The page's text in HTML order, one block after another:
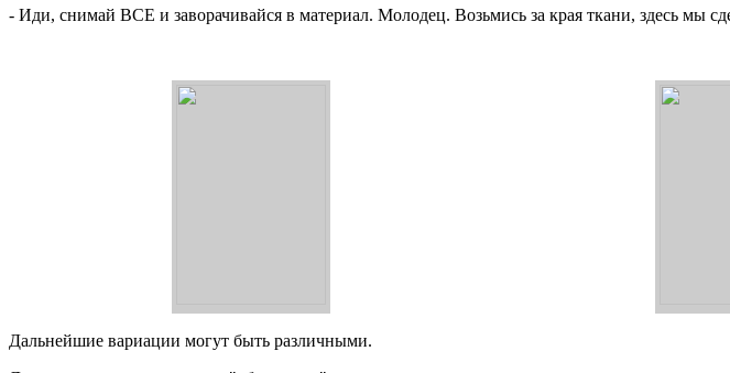
- Иди, снимай ВСЕ и заворачивайся в материал. Молодец. Возьмись за края ткани, здесь мы
Дальнейшие вариации могут быть различными.